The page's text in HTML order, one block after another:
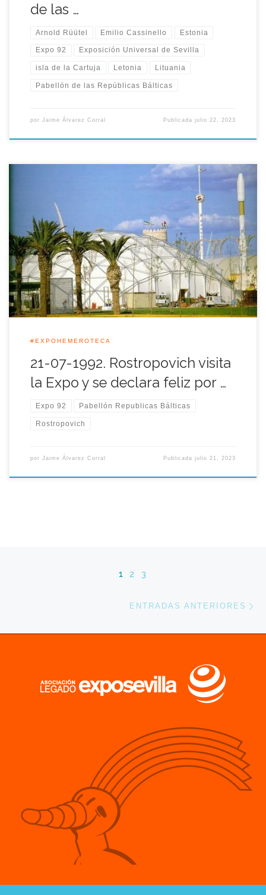
de las …
Arnold Rüütel Emilio Cassinello Estonia
Expo 92 Exposición Universal de Sevilla
isla de la Cartuja Letonia Lituania
Pabellón de las Repúblicas Bálticas
por Jaime Álvarez Corral Publicadajulio 22, 2023
El violonchelista ruso Mstistav L. Rostropovich visitó tal día
como hoy 21 de Julio de 1992 el pabellón conjunto de las
Republicas Bálticas en la Expo’92, dijo que se encontraba feliz
de que Estonia y Lituania –Letonia finalmente no pudo estar
presente en la Exposición- contara con un pabellón propio.
#EXPOHEMEROTECA
21-07-1992. Rostropovich visita
la Expo y se declara feliz por …
Expo 92 Pabellón Republicas Bálticas
Rostropovich
por Jaime Álvarez Corral Publicadajulio 21, 2023
Navegación de entradas
1 2 3
ENTRADAS ANTERIORES